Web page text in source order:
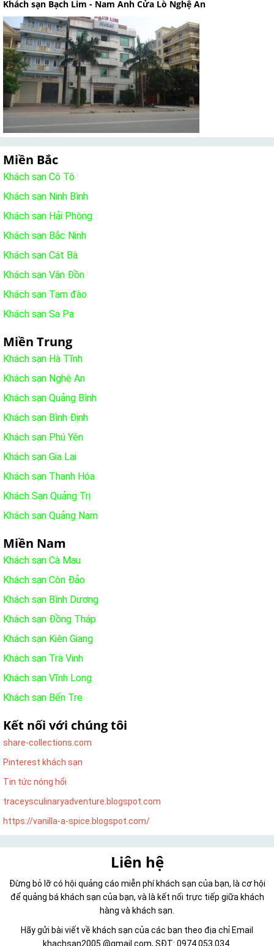
Khách sạn Bạch Lim - Nam Anh Cửa Lò Nghệ An
Miền Bắc
Khách sạn Cô Tô
Khách sạn Ninh Bình
Khách sạn Hải Phòng
Khách sạn Bắc Ninh
Khách sạn Cát Bà
Khách sạn Vân Đồn
Khách sạn Tam đào
Khách sạn Sa Pa
Miền Trung
Khách sạn Hà Tĩnh
Khách sạn Nghệ An
Khách sạn Quảng Bình
Khách sạn Bình Định
Khách sạn Phú Yên
Khách sạn Gia Lai
Khách sạn Thanh Hóa
Khách Sạn Quảng Trị
Khách sạn Quảng Nam
Miền Nam
Khách sạn Cà Mau
Khách sạn Côn Đảo
Khách sạn Bình Dương
Khách sạn Đồng Tháp
Khách sạn Kiên Giang
Khách sạn Trà Vinh
Khách sạn Vĩnh Long
Khách sạn Bến Tre
Kết nối với chúng tôi
share-collections.com
Pinterest khách sạn
Tin tức nóng hổi
traceysculinaryadventure.blogspot.com
https://vanilla-a-spice.blogspot.com/
Liên hệ
Đừng bỏ lỡ có hội quảng cáo miễn phí khách sạn của bạn, là cơ hội
để quảng bá khách sạn của bạn, và là kết nối trực tiếp giữa khách
hàng và khách sạn.
Hãy gửi bài viết về khách sạn của các bạn theo địa chỉ Email
khachsan2005 @gmail.com, SĐT: 0974 053 034.